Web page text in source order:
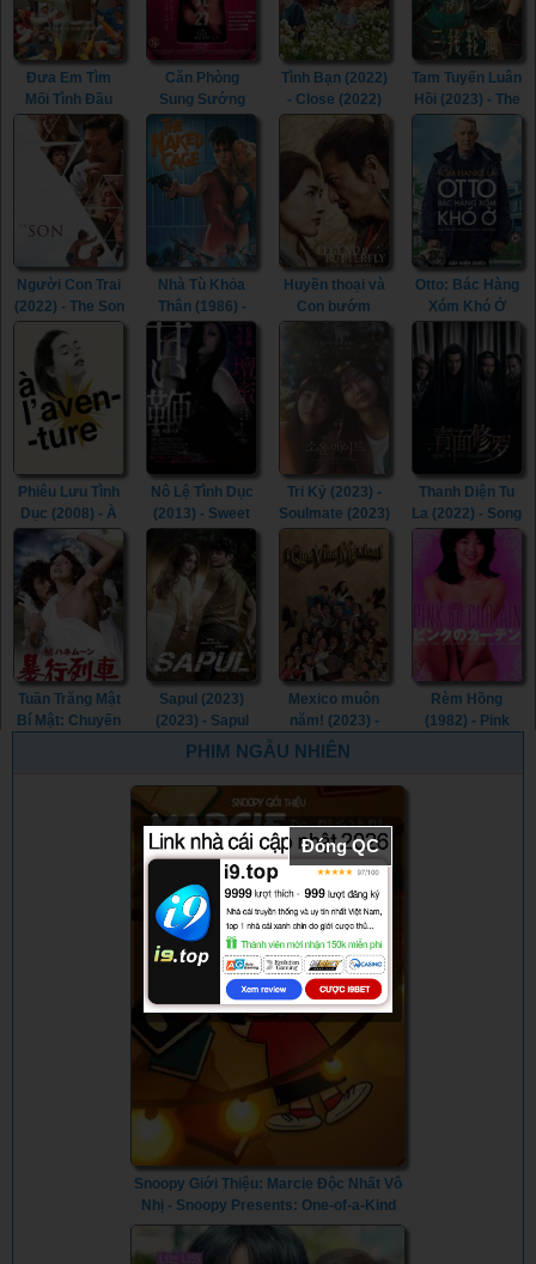
Đưa Em Tìm
Mối Tình Đầu
(2022) - Life Is
Beautiful (2022)
Căn Phòng
Sung Sướng
(2015) - In the
Room (2015)
Tình Bạn (2022)
- Close (2022)
Tam Tuyến Luân
Hồi (2023) - The
River (2023)
Người Con Trai
(2022) - The Son
(2022)
Nhà Tù Khỏa
Thân (1986) -
The Naked
Cage (1986)
Huyền thoại và
Con bướm
Butterfly (2023)
Otto: Bác Hàng
Xóm Khó Ở
Called Otto
(2022)
Phiêu Lưu Tình
Dục (2008) - À
l’aventure
(2008)
Nô Lệ Tình Dục
(2013) - Sweet
Tri Kỷ (2023) -
Soulmate (2023)
Thanh Diện Tu
La (2022) - Song
of the
Assassins
(2022)
Tuần Trăng Mật
Bí Mật: Chuyến
Sapul (2023)
(2023) - Sapul
(2023) (2023)
Mexico muôn
năm! (2023) -
¡Que Viva
Rèm Hồng
(1982) - Pink
PHIM NGẪU NHIÊN
Snoopy Giới Thiệu: Marcie Độc Nhất Vô
Nhị - Snoopy Presents: One-of-a-Kind
Marcie (2023) - Vietsub
Đóng QC